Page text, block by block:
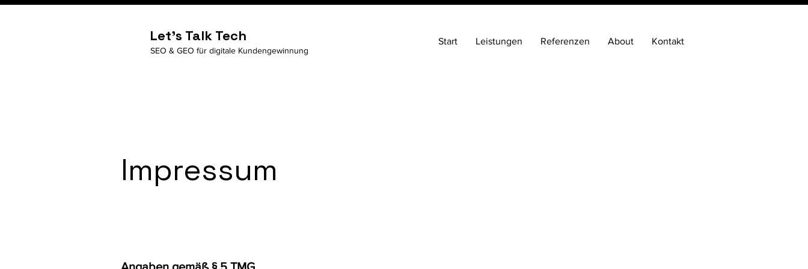
Let's Talk Tech
SEO & GEO für digitale Kundengewinnung
Start Leistungen Referenzen About Kontakt
Impressum